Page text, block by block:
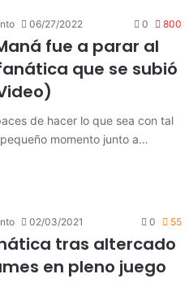
06/27/2022 0 800
fue a parar al
que se subió
de hacer lo que sea con tal
momento junto a…
02/03/2021 0 55
tras altercado
en pleno juego